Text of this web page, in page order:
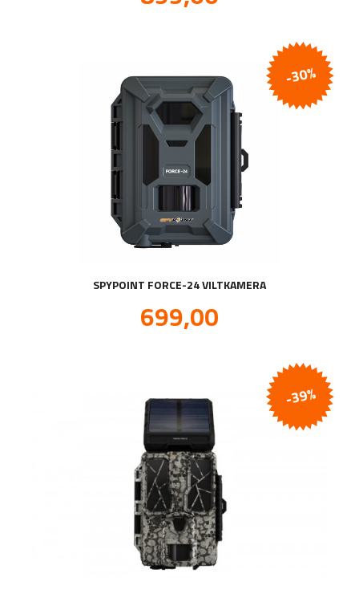
SPYPOINT FORCE-24 VILTKAMERA
Tilbud
699,00
-30%
-39%